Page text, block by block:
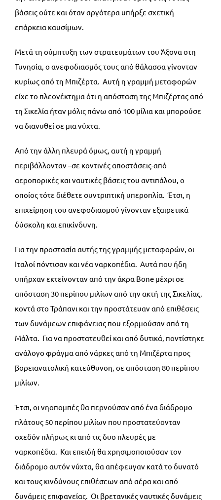
βάσεις ούτε και όταν αργότερα υπήρξε σχετική
επάρκεια καυσίμων.
Μετά τη σύμπτυξη των στρατευμάτων του Άξονα στη
Τυνησία, ο ανεφοδιασμός τους από θάλασσα γίνονταν
κυρίως από τη Μπιζέρτα. Αυτή η γραμμή μεταφορών
είχε το πλεονέκτημα ότι η απόσταση της Μπιζέρτας από
τη Σικελία ήταν μόλις πάνω από 100 μίλια και μπορούσε
να διανυθεί σε μια νύχτα.
Από την άλλη πλευρά όμως, αυτή η γραμμή
περιβάλλονταν –σε κοντινές αποστάσεις-από
αεροπορικές και ναυτικές βάσεις του αντιπάλου, ο
οποίος τότε διέθετε συντριπτική υπεροπλία. Έτσι, η
επιχείρηση του ανεφοδιασμού γίνονταν εξαιρετικά
δύσκολη και επικίνδυνη.
Για την προστασία αυτής της γραμμής μεταφορών, οι
Ιταλοί πόντισαν και νέα ναρκοπέδια. Αυτά που ήδη
υπήρχαν εκτείνονταν από την άκρα Bone μέχρι σε
απόσταση 30 περίπου μιλίων από την ακτή της Σικελίας,
κοντά στο Τράπανι και την προστάτευαν από επιθέσεις
των δυνάμεων επιφάνειας που εξορμούσαν από τη
Μάλτα. Για να προστατευθεί και από δυτικά, ποντίστηκε
ανάλογο φράγμα από νάρκες από τη Μπιζέρτα προς
βορειανατολική κατεύθυνση, σε απόσταση 80 περίπου
μιλίων.
Έτσι, οι νηοπομπές θα περνούσαν από ένα διάδρομο
πλάτους 50 περίπου μιλίων που προστατεύονταν
σχεδόν πλήρως κι από τις δυο πλευρές με
ναρκοπέδια. Και επειδή θα χρησιμοποιούσαν τον
διάδρομο αυτόν νύχτα, θα απέφευγαν κατά το δυνατό
και τους κινδύνους επιθέσεων από αέρα και από
δυνάμεις επιφανείας. Οι βρετανικές ναυτικές δυνάμεις